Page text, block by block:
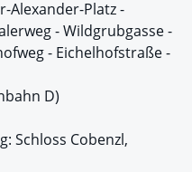
Alexander-Platz -
- Wildgrubgasse -
- Eichelhofstraße -
D)
Schloss Cobenzl,